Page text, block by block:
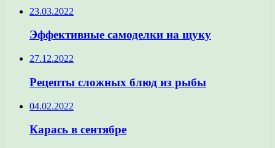
23.03.2022
Эффективные самоделки на щуку
27.12.2022
Рецепты сложных блюд из рыбы
04.02.2022
Карась в сентябре